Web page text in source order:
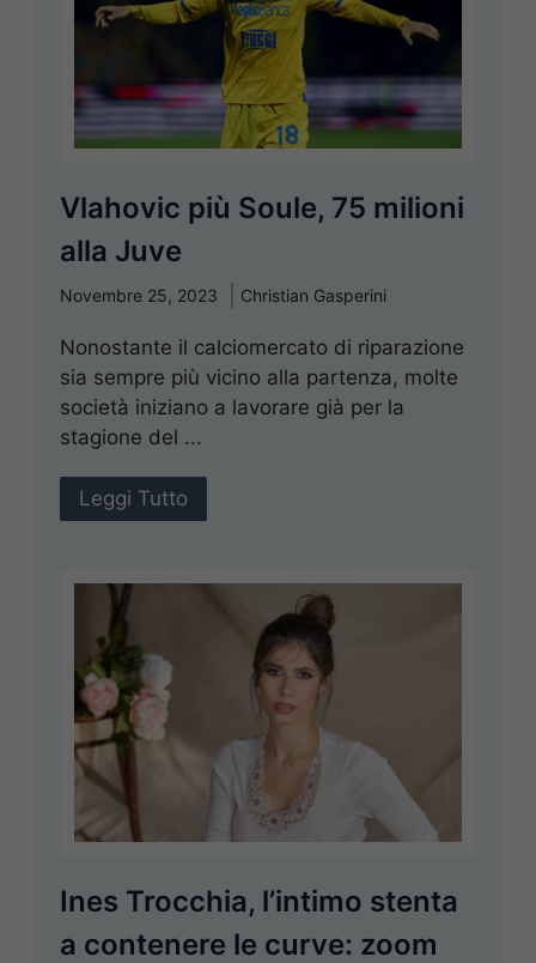
Vlahovic più Soule, 75 milioni
alla Juve
Novembre 25, 2023 Christian Gasperini
Nonostante il calciomercato di riparazione
sia sempre più vicino alla partenza, molte
società iniziano a lavorare già per la
stagione del ...
Leggi Tutto
Ines Trocchia, l’intimo stenta
a contenere le curve: zoom